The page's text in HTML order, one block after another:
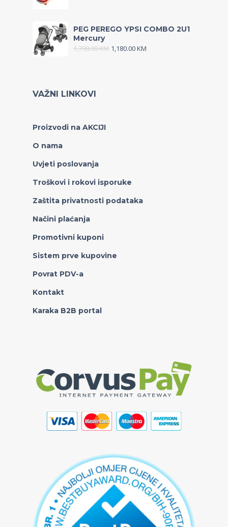
PEG PEREGO YPSI COMBO 2U1
Mercury
1,798.00KM 1,180.00KM
VAŽNI LINKOVI
Proizvodi na AKCIJI
O nama
Uvjeti poslovanja
Troškovi i rokovi isporuke
Zaštita privatnosti podataka
Načini plaćanja
Promotivni kuponi
Sistem prve kupovine
Povrat PDV-a
Kontakt
Karaka B2B portal